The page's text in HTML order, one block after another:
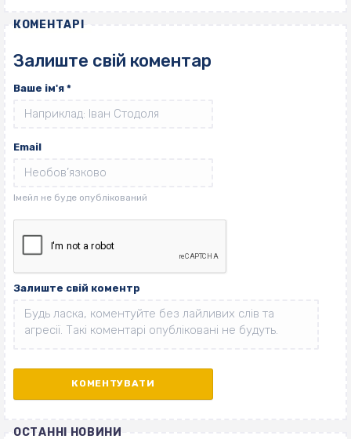
КОМЕНТАРІ
Залиште свій коментар
Ваше ім'я *
Email
Залиште свій коментр
ОСТАННІ НОВИНИ